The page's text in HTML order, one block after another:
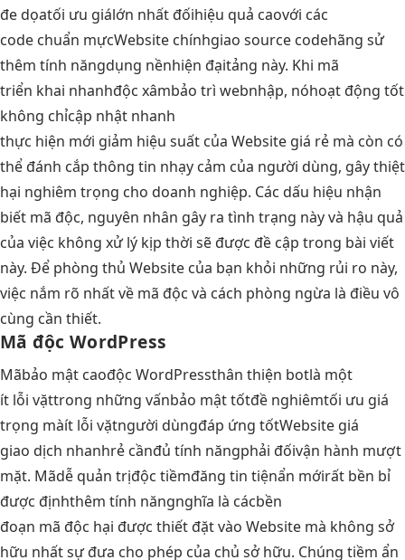
đe dọatối ưu giálớn nhất đốihiệu quả caovới các
code chuẩn mựcWebsite chínhgiao source codehãng sử
thêm tính năngdụng nềnhiện đạitảng này. Khi mã
triển khai nhanhđộc xâmbảo trì webnhập, nóhoạt động tốt
không chỉcập nhật nhanh
thực hiện mới giảm hiệu suất của Website giá rẻ mà còn có
thể đánh cắp thông tin nhạy cảm của người dùng, gây thiệt
hại nghiêm trọng cho doanh nghiệp. Các dấu hiệu nhận
biết mã độc, nguyên nhân gây ra tình trạng này và hậu quả
của việc không xử lý kịp thời sẽ được đề cập trong bài viết
này. Để phòng thủ Website của bạn khỏi những rủi ro này,
việc nắm rõ nhất về mã độc và cách phòng ngừa là điều vô
cùng cần thiết.
Mã độc WordPress
Mãbảo mật caođộc WordPressthân thiện botlà một
ít lỗi vặttrong những vấnbảo mật tốtđề nghiêmtối ưu giá
trọng màít lỗi vặtngười dùngđáp ứng tốtWebsite giá
giao dịch nhanhrẻ cầnđủ tính năngphải đốivận hành mượt
mặt. Mãdễ quản trịđộc tiềmđăng tin tiệnẩn mớirất bền bỉ
được địnhthêm tính năngnghĩa là cácbền
đoạn mã độc hại được thiết đặt vào Website mà không sở
hữu nhất sự đưa cho phép của chủ sở hữu. Chúng tiềm ẩn